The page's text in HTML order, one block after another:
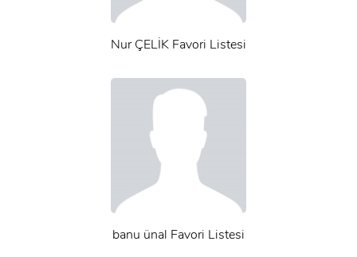
Nur ÇELİK Favori Listesi
banu ünal Favori Listesi